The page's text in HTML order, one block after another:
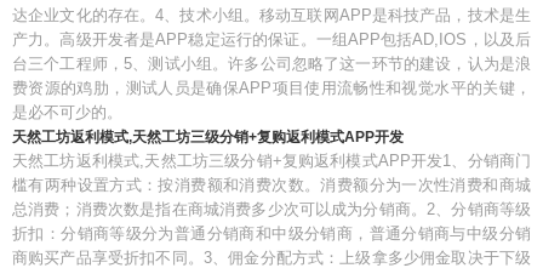
达企业文化的存在。4、技术小组。移动互联网APP是科技产品，技术是生
产力。高级开发者是APP稳定运行的保证。一组APP包括AD,IOS，以及后
台三个工程师，5、测试小组。许多公司忽略了这一环节的建设，认为是浪
费资源的鸡肋，测试人员是确保APP项目使用流畅性和视觉水平的关键，
是必不可少的。
天然工坊返利模式,天然工坊三级分销+复购返利模式APP开发
天然工坊返利模式,天然工坊三级分销+复购返利模式APP开发1、分销商门
槛有两种设置方式：按消费额和消费次数。消费额分为一次性消费和商城
总消费；消费次数是指在商城消费多少次可以成为分销商。2、分销商等级
折扣：分销商等级分为普通分销商和中级分销商，普通分销商与中级分销
商购买产品享受折扣不同。3、佣金分配方式：上级拿多少佣金取决于下级